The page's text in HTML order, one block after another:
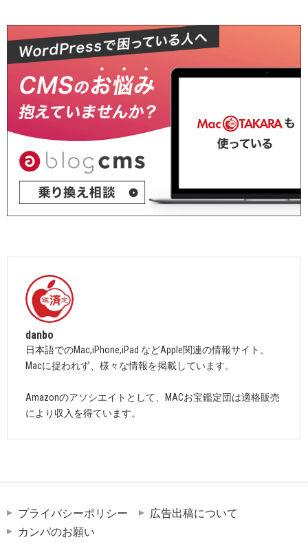
danbo
日本語でのMac,iPhone,iPad などApple関連の情報サイト。
Macに捉われず、様々な情報を掲載しています。
Amazonのアソシエイトとして、MACお宝鑑定団は適格販売
により収入を得ています。
プライバシーポリシー
広告出稿について
カンパのお願い